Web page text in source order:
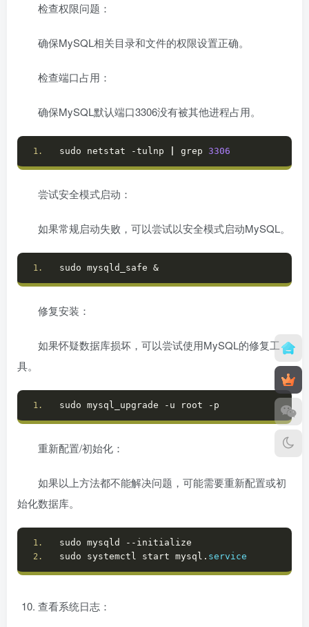
检查权限问题：
确保MySQL相关目录和文件的权限设置正确。
检查端口占用：
确保MySQL默认端口3306没有被其他进程占用。
sudo netstat -tulnp grep 3306
尝试安全模式启动：
如果常规启动失败，可以尝试以安全模式启动MySQL。
sudo mysqld_safe &
修复安装：
如果怀疑数据库损坏，可以尝试使用MySQL的修复工
具。
sudo mysql_upgrade -u root -p
重新配置/初始化：
如果以上方法都不能解决问题，可能需要重新配置或初
始化数据库。
sudo mysqld --initialize
sudo systemctl start mysql. service
查看系统日志：